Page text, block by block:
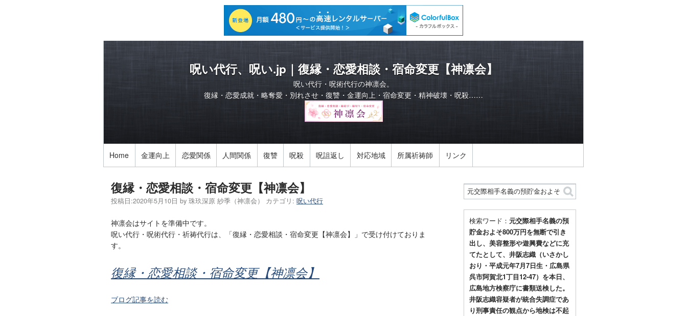
呪い代行、呪い.jp｜復縁・恋愛相談・宿命変更【神凛会】
呪い代行・呪術代行の神凛会。
復縁・恋愛成就・略奪愛・別れさせ・復讐・金運向上・宿命変更・精神破壊・呪殺……
Home 金運向上 恋愛関係 人間関係 復讐 呪殺 呪詛返し 対応地域 所属祈祷師 リンク
復縁・恋愛相談・宿命変更【神凛会】
投稿日:2020年5月10日 by 珠玖深原 紗季（神凛会） カテゴリ: 呪い代行
神凛会はサイトを準備中です。
呪い代行・呪術代行・祈祷代行は、「復縁・恋愛相談・宿命変更【神凛会】」で受け付けておりま
す。
復縁・恋愛相談・宿命変更【神凛会】
ブログ記事を読む
検索ワード： 元交際相手名義の預
貯金およそ800万円を無断で引き
出し、美容整形や遊興費などに充
てたとして、井阪志織（いさかし
おり・平成元年7月7日生・広島県
呉市阿賀北1丁目12-47）を本日、
広島地方検察庁に書類送検した。
井阪志織容疑者が統合失調症であ
り刑事責任の観点から地検は不起